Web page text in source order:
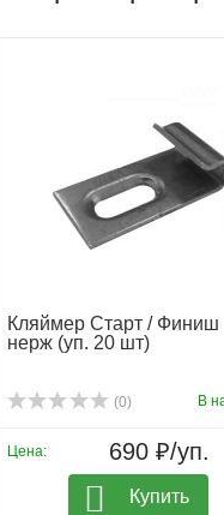
Кляймер Старт / Финиш
нерж (уп. 20 шт)
(0) В
Цена: 690 ₽/уп.
Купить